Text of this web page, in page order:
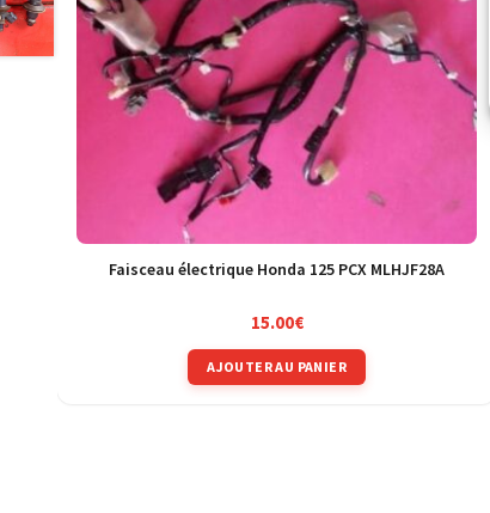
Faisceau électrique Honda 125 PCX MLHJF28A
15.00€
AJOUTER AU PANIER